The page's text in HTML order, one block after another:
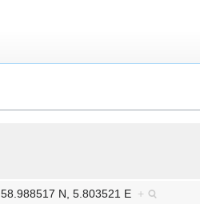
58.988517 N, 5.803521 E +